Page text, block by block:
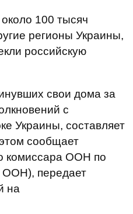
100 тысяч
регионы Украины,
российскую
свои дома за
с
Украины, составляет
сообщает
комиссара ООН по
передает
на